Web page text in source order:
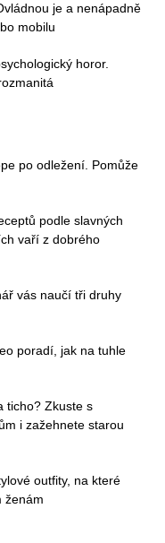
je a nenápadně
mobilu
horor.
po odležení. Pomůže
podle slavných
vaří z dobrého
vás naučí tři druhy
poradí, jak na tuhle
ticho? Zkuste s
i zažehnete starou
outfity, na které
ženám